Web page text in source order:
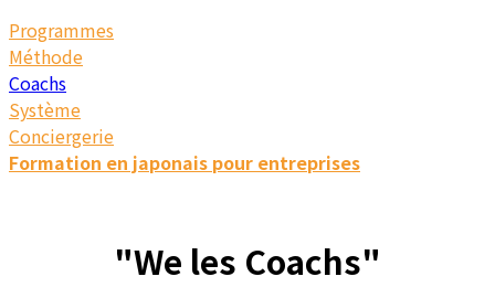
Programmes
Méthode
Coachs
Système
Conciergerie
Formation en japonais pour entreprises
"We les Coachs"